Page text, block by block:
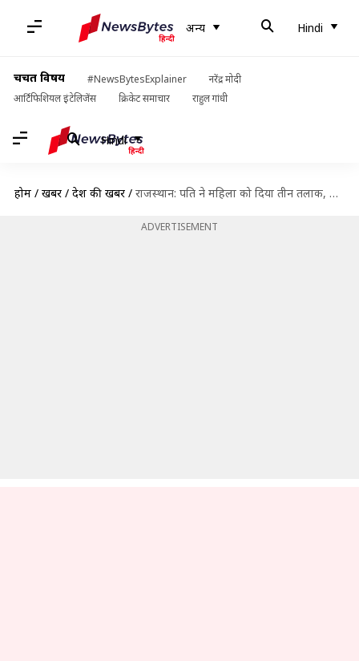
अन्य Hindi
चर्चित विषय #NewsBytesExplainer
नरेंद्र मोदी
आर्टिफिशियल इंटेलिजेंस
क्रिकेट समाचार राहुल गांधी
Hindi
होम / खबरें / देश की खबरें / राजस्थान: पति ने महिला को दिया तीन तलाक, विरोध करने पर ससुराल वालों ने किया गैंगरेप
ADVERTISEMENT